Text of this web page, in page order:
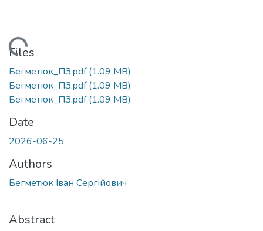
Loading...
Files
Бегметюк_ПЗ.pdf(1.09 MB)
Бегметюк_ПЗ.pdf(1.09 MB)
Бегметюк_ПЗ.pdf(1.09 MB)
Date
2026-06-25
Authors
Бегметюк Іван Сергійович
Abstract